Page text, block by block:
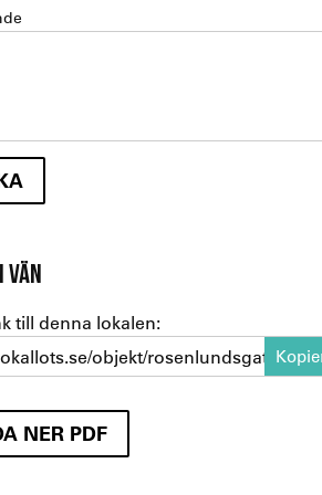
VÄN
till denna lokalen:
objekt/rosenlundsgatan-8-
NER PDF